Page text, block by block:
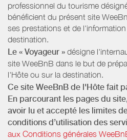
professionnel du tourisme
bénéficient du présent site
ses prestations et de
destination.
Le « Voyageur » désigne
site WeeBnB dans le but de
l'Hôte ou sur la destination.
Ce site WeeBnB de l'Hôte fait
En parcourant les pages du
avoir lu et accepté les limites
conditions d’utilisation des
aux Conditions générales